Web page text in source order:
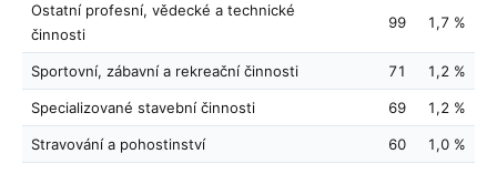
Ostatní profesní, vědecké a technické
činnosti
99 1,7 %
Sportovní, zábavní a rekreační činnosti 71 1,2 %
Specializované stavební činnosti 69 1,2 %
Stravování a pohostinství 60 1,0 %